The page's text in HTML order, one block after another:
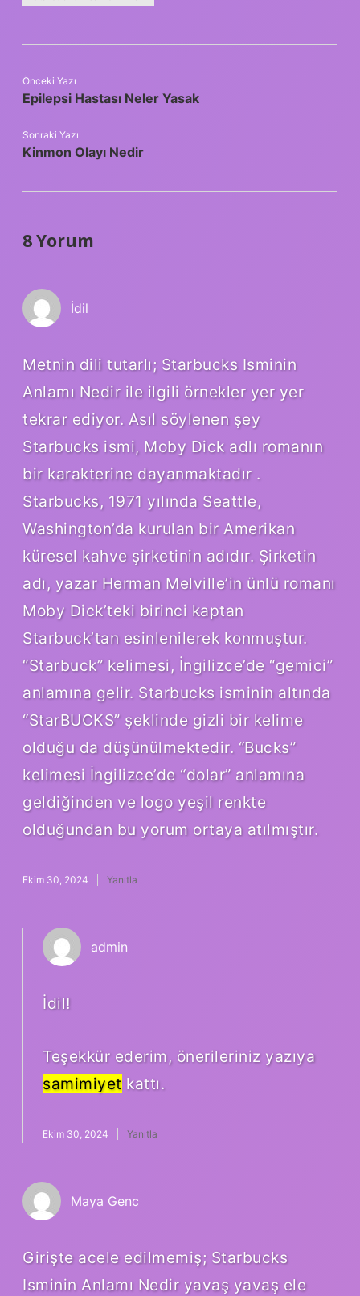
Önceki Yazı
Epilepsi Hastası Neler Yasak
Sonraki Yazı
Kinmon Olayı Nedir
8 Yorum
İdil
Metnin dili tutarlı; Starbucks Isminin
Anlamı Nedir ile ilgili örnekler yer yer
tekrar ediyor. Asıl söylenen şey
Starbucks ismi, Moby Dick adlı romanın
bir karakterine dayanmaktadır .
Starbucks, 1971 yılında Seattle,
Washington’da kurulan bir Amerikan
küresel kahve şirketinin adıdır. Şirketin
adı, yazar Herman Melville’in ünlü romanı
Moby Dick’teki birinci kaptan
Starbuck’tan esinlenilerek konmuştur.
“Starbuck” kelimesi, İngilizce’de “gemici”
anlamına gelir. Starbucks isminin altında
“StarBUCKS” şeklinde gizli bir kelime
olduğu da düşünülmektedir. “Bucks”
kelimesi İngilizce’de “dolar” anlamına
geldiğinden ve logo yeşil renkte
olduğundan bu yorum ortaya atılmıştır.
Ekim 30, 2024 Yanıtla
admin
İdil!
Teşekkür ederim, önerileriniz yazıya
samimiyet kattı.
Ekim 30, 2024 Yanıtla
Maya Genc
Girişte acele edilmemiş; Starbucks
Isminin Anlamı Nedir yavaş yavaş ele